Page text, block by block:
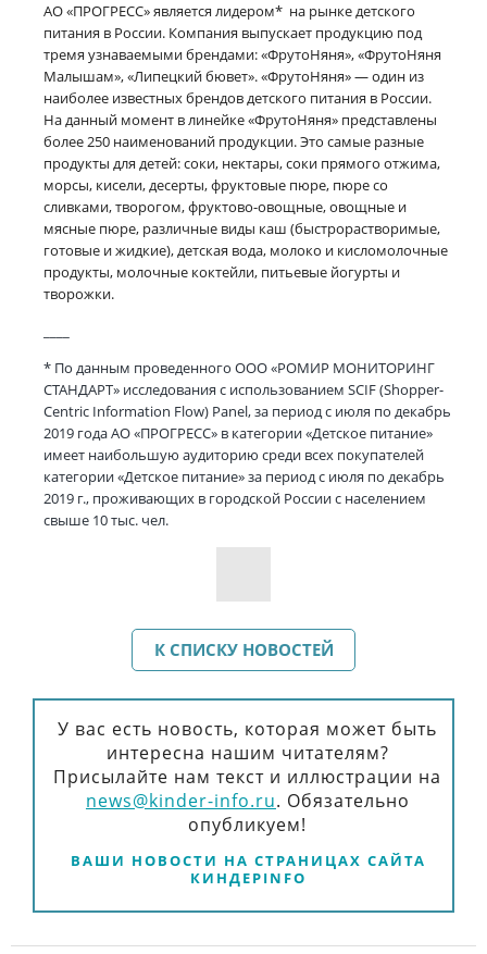
АО «ПРОГРЕСС» является лидером* на рынке детского
питания в России. Компания выпускает продукцию под
тремя узнаваемыми брендами: «ФрутоНяня», «ФрутоНяня
Малышам», «Липецкий бювет». «ФрутоНяня» — один из
наиболее известных брендов детского питания в России.
На данный момент в линейке «ФрутоНяня» представлены
более 250 наименований продукции. Это самые разные
продукты для детей: соки, нектары, соки прямого отжима,
морсы, кисели, десерты, фруктовые пюре, пюре со
сливками, творогом, фруктово-овощные, овощные и
мясные пюре, различные виды каш (быстрорастворимые,
готовые и жидкие), детская вода, молоко и кисломолочные
продукты, молочные коктейли, питьевые йогурты и
творожки.
* По данным проведенного ООО «РОМИР МОНИТОРИНГ
СТАНДАРТ» исследования с использованием SCIF (Shopper-
Centric Information Flow) Panel, за период с июля по декабрь
2019 года АО «ПРОГРЕСС» в категории «Детское питание»
имеет наибольшую аудиторию среди всех покупателей
категории «Детское питание» за период с июля по декабрь
2019 г., проживающих в городской России с населением
свыше 10 тыс. чел.
К СПИСКУ НОВОСТЕЙ
У вас есть новость, которая может быть
интересна нашим читателям?
Присылайте нам текст и иллюстрации на
news@kinder-info.ru. Обязательно
опубликуем!
ВАШИ НОВОСТИ НА СТРАНИЦАХ САЙТА
КИНДЕРINFO